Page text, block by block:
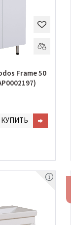
Frame 50
КУПИТЬ